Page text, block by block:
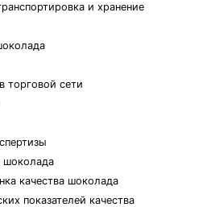
и хранение
торговой сети
шоколада
качества шоколада
показателей качества